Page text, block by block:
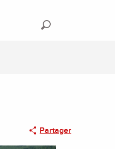
Partager